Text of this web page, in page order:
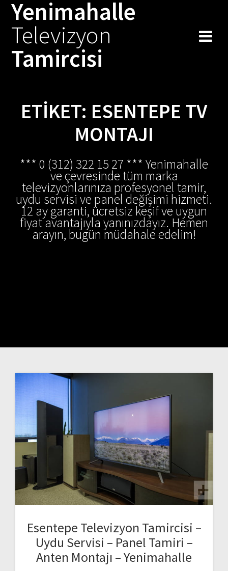
Skip
to
Yenimahalle
Televizyon
Tamircisi
ETIKET: ESENTEPE TV
MONTAJI
*** 0 (312) 322 15 27 *** Yenimahalle
ve çevresinde tüm marka
televizyonlarınıza profesyonel tamir,
uydu servisi ve panel değişimi hizmeti.
12 ay garanti, ücretsiz keşif ve uygun
fiyat avantajıyla yanınızdayız. Hemen
arayın, bugün müdahale edelim!
Esentepe Televizyon Tamircisi –
Uydu Servisi – Panel Tamiri –
Anten Montajı – Yenimahalle